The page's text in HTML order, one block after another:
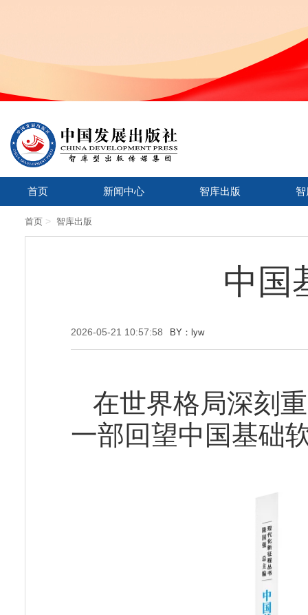
首页 新闻中心 智库出版
首页 > 智库出版
中国
2026-05-21 10:57:58 BY：lyw
在世界格局深刻
一部回望中国基础